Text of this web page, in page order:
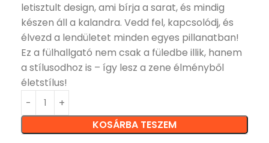
letisztult design, ami bírja a sarat, és mindig
készen áll a kalandra. Vedd fel, kapcsolódj, és
élvezd a lendületet minden egyes pillanatban!
Ez a fülhallgató nem csak a füledbe illik, hanem
a stílusodhoz is – így lesz a zene élményből
életstílus!
KOSÁRBA TESZEM